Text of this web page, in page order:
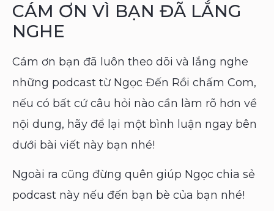
CÁM ƠN VÌ BẠN ĐÃ LẮNG
NGHE
Cám ơn bạn đã luôn theo dõi và lắng nghe
những podcast từ Ngọc Đến Rồi chấm Com,
nếu có bất cứ câu hỏi nào cần làm rõ hơn về
nội dung, hãy để lại một bình luận ngay bên
dưới bài viết này bạn nhé!
Ngoài ra cũng đừng quên giúp Ngọc chia sẻ
podcast này nếu đến bạn bè của bạn nhé!